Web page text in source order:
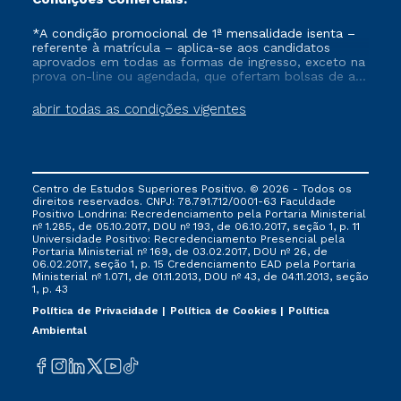
abrir todas as condições vigentes
*A condição promocional de 1ª mensalidade isenta –
referente à matrícula – aplica-se aos candidatos
aprovados em todas as formas de ingresso, exceto na
prova on-line ou agendada, que ofertam bolsas de até
vigente, que ainda não tenham efetivado e/ou não
tenham cancelado ou trancado sua matrícula em uma
via FIES, Prouni e outros programas governamentais, e
não se acumula com nenhuma outra campanha
ofertada pela Instituição.
Centro de Estudos Superiores Positivo. © 2026 - Todos os
direitos reservados. CNPJ: 78.791.712/0001-63 Faculdade
Positivo Londrina: Recredenciamento pela Portaria Ministerial
nº 1.285, de 05.10.2017, DOU nº 193, de 06.10.2017, seção 1, p. 11
Universidade Positivo: Recredenciamento Presencial ​pela
Portaria Ministerial nº 169, de 03.02.2017, DOU nº 26, de
06.02.2017, seção 1, p. 15 Credenciamento EAD pela Portaria
Ministerial nº 1.071, de 01.11.2013, DOU nº 43, de 04.11.2013, seção
1, p. 43
Política de Privacidade
Política de Cookies
Política
Ambiental